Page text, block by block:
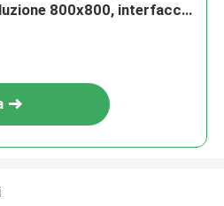
800x800, interfaccia